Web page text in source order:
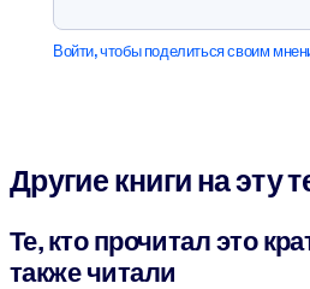
Войти, чтобы поделиться своим
Другие книги на эту
Те, кто прочитал это
также читали